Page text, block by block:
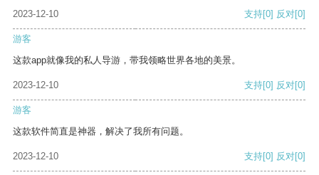
2023-12-10
支持[0] 反对[0]
游客
这款app就像我的私人导游，带我领略世界各地的美景。
2023-12-10 支持[0] 反对[0]
游客
这款软件简直是神器，解决了我所有问题。
2023-12-10 支持[0] 反对[0]